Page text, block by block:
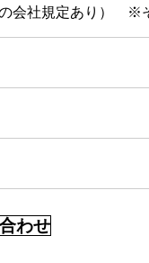
会社規定あり） ※
わせ